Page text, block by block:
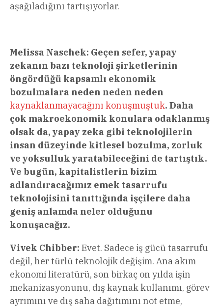
aşağıladığını tartışıyorlar.
Melissa Naschek: Geçen sefer, yapay
zekanın bazı teknoloji şirketlerinin
öngördüğü kapsamlı ekonomik
bozulmalara neden neden neden
kaynaklanmayacağını konuşmuştuk. Daha
çok makroekonomik konulara odaklanmış
olsak da, yapay zeka gibi teknolojilerin
insan düzeyinde kitlesel bozulma, zorluk
ve yoksulluk yaratabileceğini de tartıştık.
Ve bugün, kapitalistlerin bizim
adlandıracağımız emek tasarrufu
teknolojisini tanıttığında işçilere daha
geniş anlamda neler olduğunu
konuşacağız.
Vivek Chibber: Evet. Sadece iş gücü tasarrufu
değil, her türlü teknolojik değişim. Ana akım
ekonomi literatürü, son birkaç on yılda işin
mekanizasyonunu, dış kaynak kullanımı, görev
ayrımını ve dış saha dağıtımını not etme,